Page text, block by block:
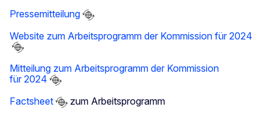
Pressemitteilung
Website zum Arbeitsprogramm der Kommission für 2024
Mitteilung zum Arbeitsprogramm der Kommission
für 2024
Factsheet
zum Arbeitsprogramm